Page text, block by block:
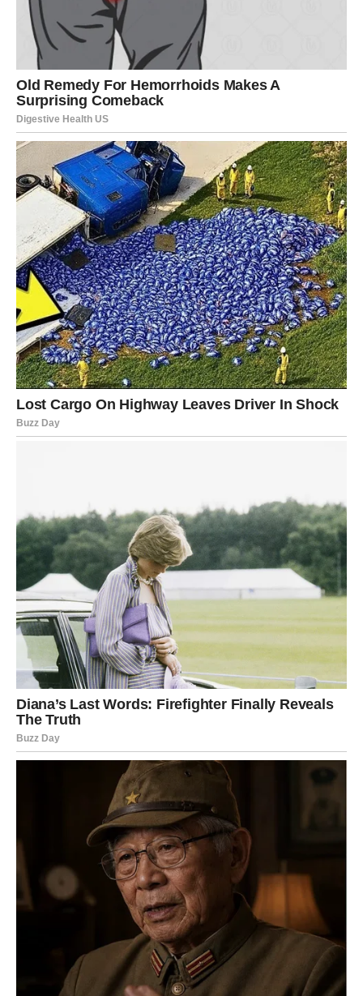
Pripremite tikvice tako da ih naribate i prebacite u zdjelu. Malo
ih posolite i ostavite da odstoje četvrt sata kako bi otpustili
višak vlage.
Naribajte krumpir i mrkvu, pa ih ostavite sa strane.
Spojite sastojke i pomiješajte ih. Pomiješajte povrće s ostalim
sastojcima i dobro ih izmiksajte.
Nakon 15 minuta uklonite višak vlage iz tikvica i stavite ih u
veliku zdjelu za miješanje. Pomiješajte naribani krumpir,
mrkvu, suluguni sir, mladi luk, jaja, sol, crni papar, mljeveni
češnjak i griz. Temeljito izmiješajte sve sastojke.